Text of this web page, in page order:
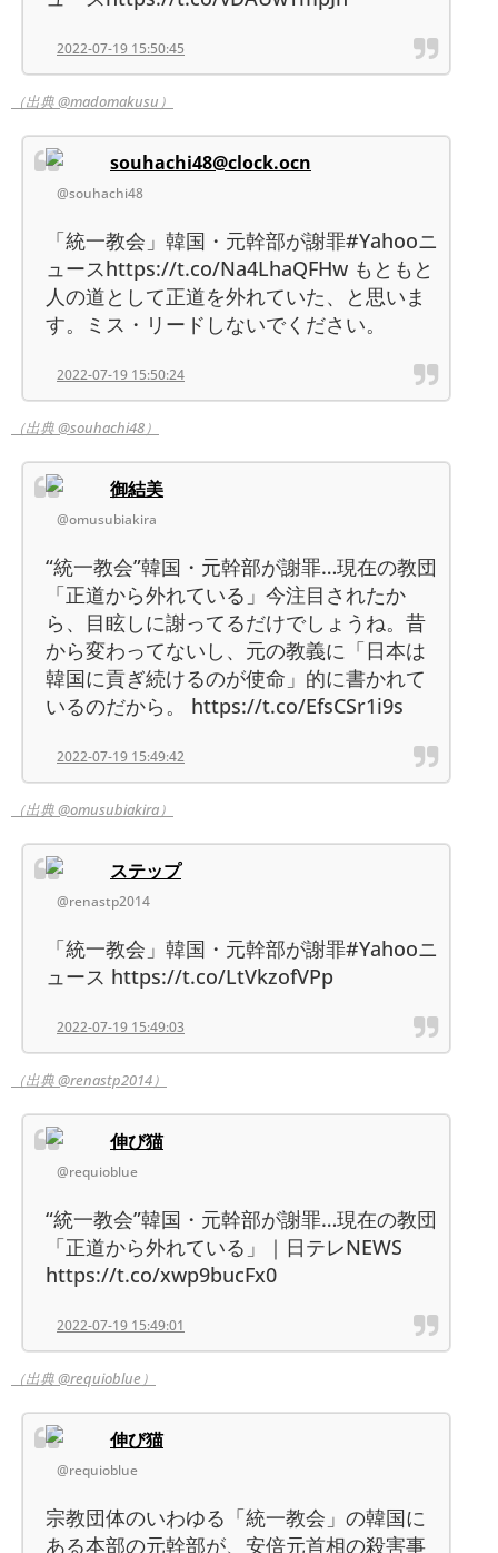
2022-07-19 15:50:45
（出典 @madomakusu）
souhachi48@clock.ocn
@souhachi48
「統一教会」韓国・元幹部が謝罪#Yahooニ
ュースhttps://t.co/Na4LhaQFHw もともと
人の道として正道を外れていた、と思いま
す。ミス・リードしないでください。
2022-07-19 15:50:24
（出典 @souhachi48）
御結美
@omusubiakira
“統一教会”韓国・元幹部が謝罪…現在の教団
「正道から外れている」今注目されたか
ら、目眩しに謝ってるだけでしょうね。昔
から変わってないし、元の教義に「日本は
韓国に貢ぎ続けるのが使命」的に書かれて
いるのだから。 https://t.co/EfsCSr1i9s
2022-07-19 15:49:42
（出典 @omusubiakira）
ステップ
@renastp2014
「統一教会」韓国・元幹部が謝罪#Yahooニ
ュース https://t.co/LtVkzofVPp
2022-07-19 15:49:03
（出典 @renastp2014）
伸び猫
@requioblue
“統一教会”韓国・元幹部が謝罪…現在の教団
「正道から外れている」｜日テレNEWS
https://t.co/xwp9bucFx0
2022-07-19 15:49:01
（出典 @requioblue）
伸び猫
@requioblue
宗教団体のいわゆる「統一教会」の韓国に
ある本部の元幹部が、安倍元首相の殺害事